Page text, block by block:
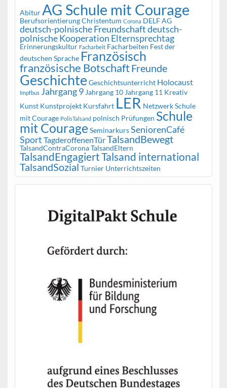
AbiturAG Schule mit Courage
BerufsorientierungChristentum Corona DELF AG
deutsch-polnische Freundschaftdeutsch-
polnische Kooperation Elternsprechtag
Erinnerungskultur Facharbeit Facharbeiten Fest der
deutschen Sprache Französisch
französische BotschaftFreunde
Geschichte Geschichtsunterricht Holocaust
Impfbus Jahrgang 9 Jahrgang 10 Jahrgang 11 Kreativ
Kunst Kunstprojekt Kursfahrt LER Netzwerk Schule
mit Courage PolisTalsand polnisch Prüfungen Schule
mit Courage SeminarkursSeniorenCafé
Sport TagderoffenenTürTalsandBewegt
TalsandContraCoronaTalsandEltern
TalsandEngagiertTalsand international
TalsandSozial Turnier Unterrichtszeiten